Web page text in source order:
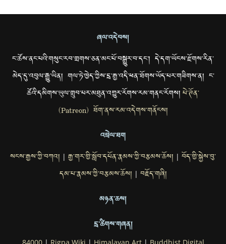
ཞལ་འདེབས།
ང་ཚོས་ནང་པའི་གསུང་རབ་གྲགས་ཅན་མང་པོ་བསྒྱུར་བ་དང་། དེ་དག་ཡོངས་རྫོགས་རིན་
མེད་དུ་འབུལ་རྒྱུ་ཡིན། གལ་ཏེ་ཁྱེད་ཀྱིས་དྲ་རྒྱ་འདི་ཕན་ཐོགས་ཡོད་པར་གཟིགས་ན། ང་
ཚོའི་དམིགས་ཡུལ་གྲུབ་པར་མཐུན་འགྱུར་རོགས་རམ་གནང་རོགས།པེ་ཊོན་
(Patreon) ཐོག་ནས་རམ་འདེགས་གནོངས།
འབྲེལ་ཐག
སངས་རྒྱས་ཀྱི་བཀའ། | རྒྱ་གར་གྱི་སློབ་དཔོན་རྣམས་ཀྱི་བརྩམས་ཆོས། | བོད་གྱི་སྐྱེས་བུ་
དམ་པ་རྣམས་ཀྱི་བརྩམས་ཆོས། | བརྗོད་གཞི།
མཉན་ཆས།
དྲ་ཚིགས་གཞན།